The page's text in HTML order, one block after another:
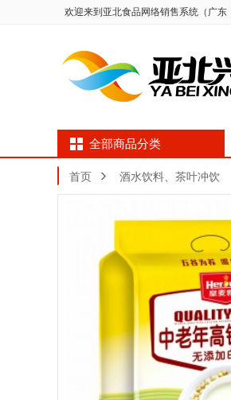
欢迎来到亚北食品网络销售系统（广东
全部商品分类
首页 酒水饮料、茶叶冲饮